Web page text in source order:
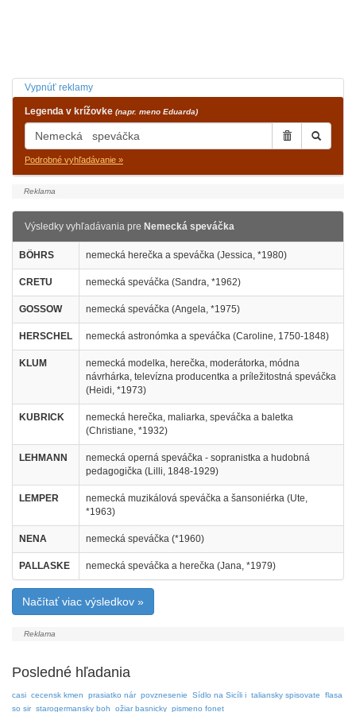
Vypnúť reklamy
Legenda v krížovke (napr. meno Eduarda)
Podrobné vyhľadávanie »
Výsledky vyhľadávania pre Nemecká speváčka
BÖHRS nemecká herečka a speváčka (Jessica, *1980)
CRETU nemecká speváčka (Sandra, *1962)
GOSSOW nemecká speváčka (Angela, *1975)
HERSCHEL nemecká astronómka a speváčka (Caroline, 1750-1848)
KLUM
nemecká modelka, herečka, moderátorka, módna
návrhárka, televízna producentka a príležitostná speváčka
(Heidi, *1973)
KUBRICK
nemecká herečka, maliarka, speváčka a baletka
(Christiane, *1932)
LEHMANN
nemecká operná speváčka - sopranistka a hudobná
pedagogička (Lilli, 1848-1929)
LEMPER
nemecká muzikálová speváčka a šansoniérka (Ute,
*1963)
NENA nemecká speváčka (*1960)
PALLASKE nemecká speváčka a herečka (Jana, *1979)
Načítať viac výsledkov »
Posledné hľadania
casi cecensk kmen prasiatko nár povznesenie Sídlo na Sicíli i taliansky spisovate
flasa
so sir starogermansky boh ožiar basnicky pismeno fonet